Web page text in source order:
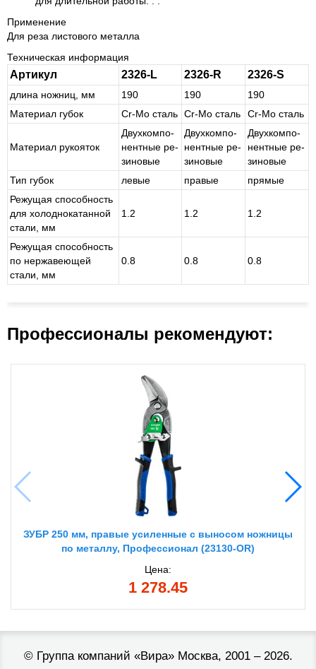
Применение
Для реза листового металла
Техническая информация
Артикул 2326-L 2326-R 2326-S
длина ножниц, мм 190 190
190
Материал губок
Cr-Mo сталь Cr-Mo сталь Cr-Mo сталь
Материал рукояток
Двух­ком­по­
нент­ные ре­
зи­но­вые
Двух­ком­по­
нент­ные ре­
зи­но­вые
Двух­ком­по­
нент­ные ре­
зи­но­вые
Тип губок
ле­вые пра­вые
пря­мые
Режущая способность
для холоднокатанной
стали, мм
1.2 1.2 1.2
Режущая способность
по нержавеющей
стали, мм
0.8 0.8 0.8
Профессионалы рекомендуют:
ЗУБР 250 мм, правые усиленные с выносом ножницы
по металлу, Профессионал (23130-OR)
Цена:
1 278.45
© Группа компаний «Вира»Москва, 2001 – 2026.